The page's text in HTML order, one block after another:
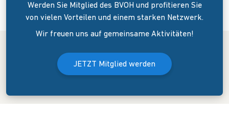
Werden Sie Mitglied des BVOH und profitieren Sie
von vielen Vorteilen und einem starken Netzwerk.
Wir freuen uns auf gemeinsame Aktivitäten!
JETZT Mitglied werden